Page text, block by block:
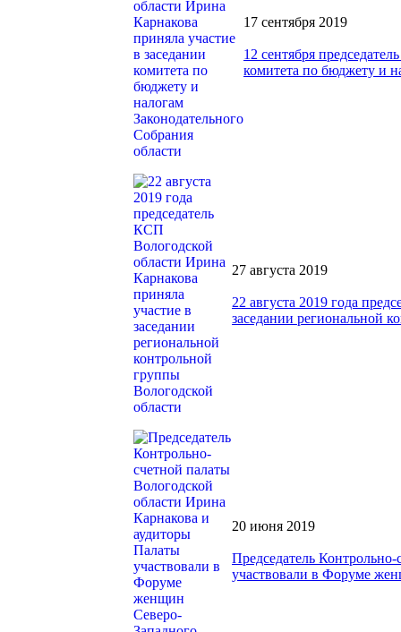
17 сентября 2019
12 сентября
комитета по бюджету и
27 августа 2019
22 августа 2019 года
заседании региональной
20 июня 2019
Председатель
участвовали в Форуме